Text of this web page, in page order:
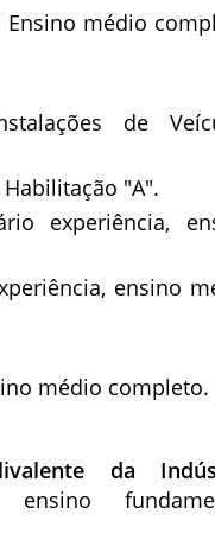
médio
de
"A".
experiência,
ensino
médio completo.
da
ensino